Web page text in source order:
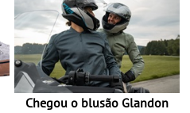
Chegou o blusão Glandon